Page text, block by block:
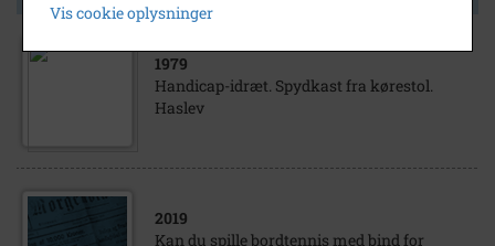
1979
Handicap-idræt. Spydkast fra kørestol.
Haslev
2019
Kan du spille bordtennis med bind for
Vis cookie oplysninger